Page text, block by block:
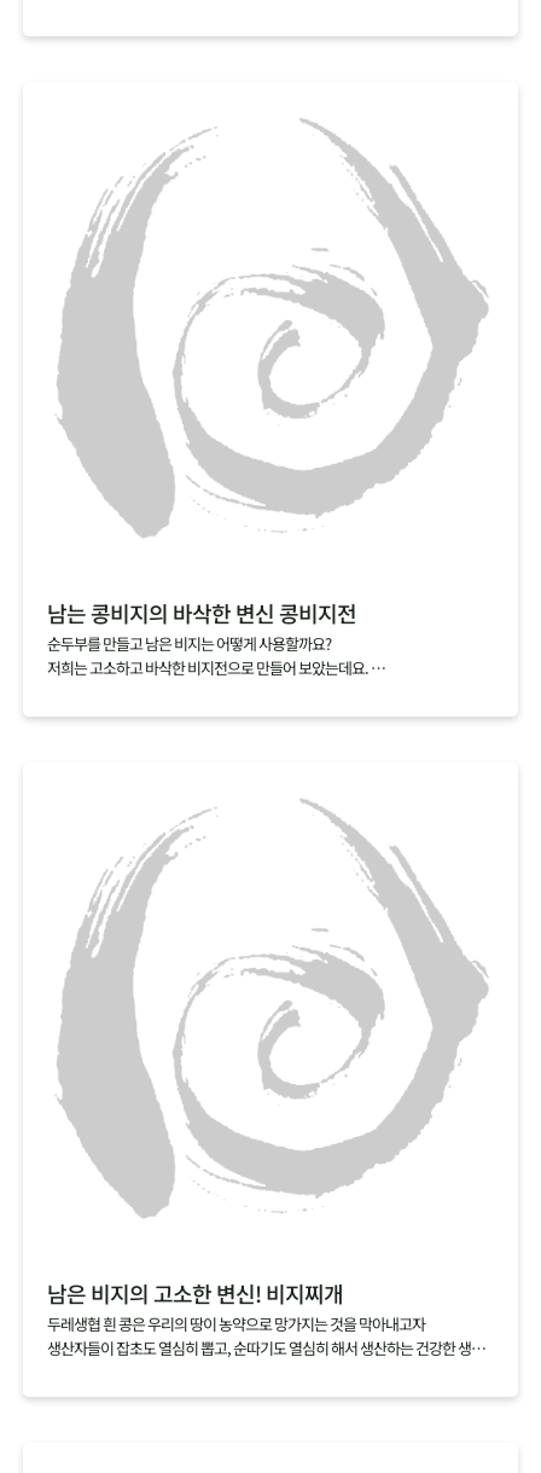
남는 콩비지의 바삭한 변신 콩비지전
순두부를 만들고 남은 비지는 어떻게 사용할까요?
저희는 고소하고 바삭한 비지전으로 만들어 보았는데요.
남은 비지의 고소한 변신! 비지찌개
두레생협 흰 콩은 우리의 땅이 농약으로 망가지는 것을 막아내고자
생산자들이 잡초도 열심히 뽑고, 순따기도 열심히 해서 생산하는 건강한 생활